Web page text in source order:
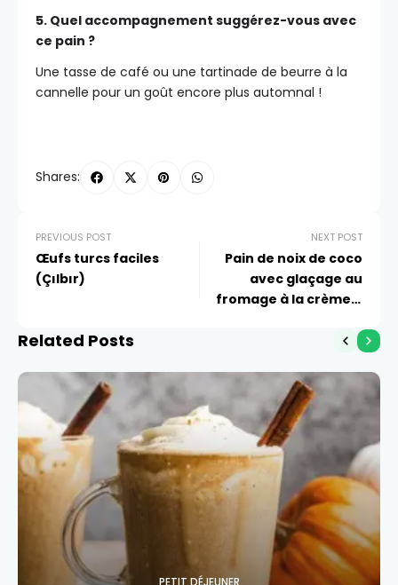
5. Quel accompagnement suggérez-vous avec
ce pain ?
Une tasse de café ou une tartinade de beurre à la
cannelle pour un goût encore plus automnal !
Shares:
PREVIOUS POST
Œufs turcs faciles
(Çılbır)
NEXT POST
Pain de noix de coco
avec glaçage au
fromage à la crème –
Related Posts